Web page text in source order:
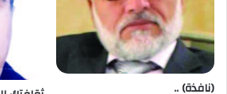
(نافذة) ..